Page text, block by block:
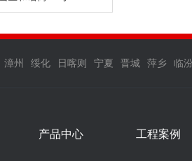
漳州 绥化 日喀则 宁夏 晋城 萍乡 临
产品中心 工程案例